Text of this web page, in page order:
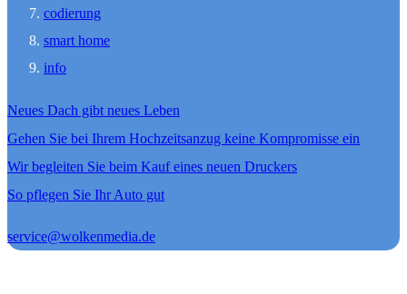
codierung
smart home
info
Neues Dach gibt neues Leben
Gehen Sie bei Ihrem Hochzeitsanzug keine Kompromisse ein
Wir begleiten Sie beim Kauf eines neuen Druckers
So pflegen Sie Ihr Auto gut
service@wolkenmedia.de